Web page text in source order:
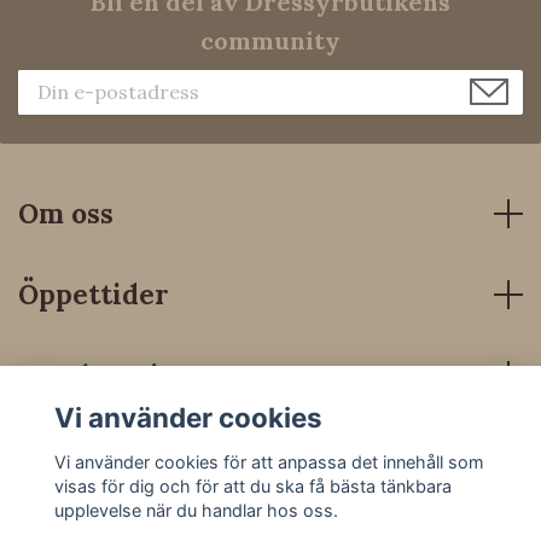
community
Om oss
Öppettider
Kundservice
Sociala medier
Vi använder cookies
Vi använder cookies för att anpassa det innehåll som
visas för dig och för att du ska få bästa tänkbara
upplevelse när du handlar hos oss.